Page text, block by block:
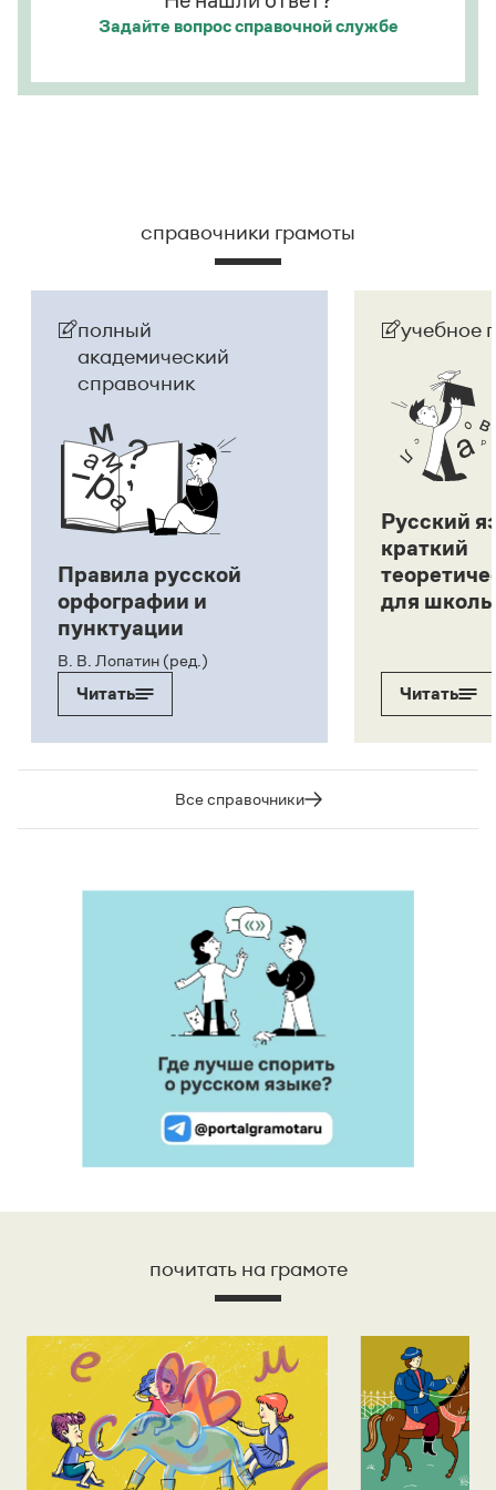
Страница ответаЗадайте вопроссправочной службе
справочники грамоты
полный
академический
справочник
Правила русской
орфографии и
пунктуации
В. В. Лопатин (ред.)
Читать
учебное
Русский
краткий
для
Читать
Все справочники
почитать на грамоте